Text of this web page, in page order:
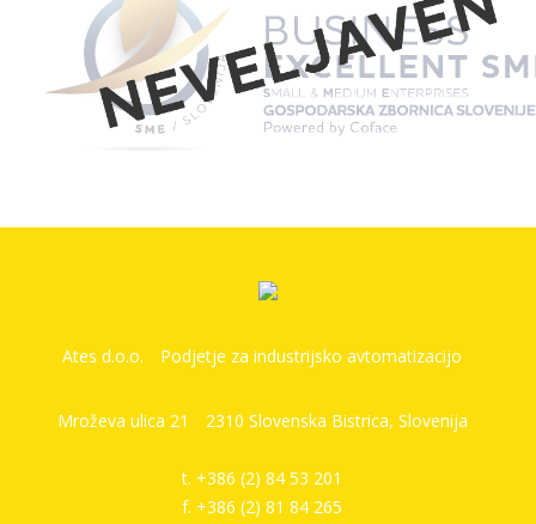
Ates d.o.o. Podjetje za industrijsko avtomatizacijo
Mroževa ulica 21 2310 Slovenska Bistrica, Slovenija
t. +386 (2) 84 53 201
f. +386 (2) 81 84 265